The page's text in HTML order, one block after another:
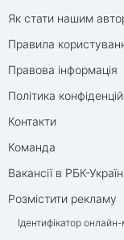
Як стати нашим
Правила
Правова інформація
Політика
Контакти
Команда
Вакансії в РБК-
Розмістити рекламу
Ідентифікатор